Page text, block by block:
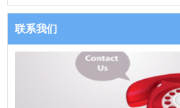
联系我们